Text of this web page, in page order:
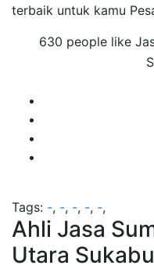
terbaik untuk kamu
630 people like
Tags: -, -, -, -, -,
Ahli Jasa
Utara